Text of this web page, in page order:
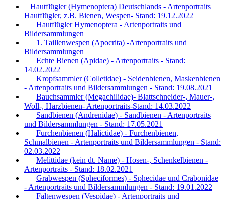
Hautflügler (Hymenoptera) Deutschlands - Artenportraits
Hautflügler, z.B. Bienen, Wespen- Stand: 19.12.2022
Hautflügler Hymenoptera - Artenportraits und
Bildersammlungen
1. Taillenwespen (Apocrita) -Artenportraits und
Bildersammlungen
Echte Bienen (Apidae) - Artenportraits - Stand:
14.02.2022
Kropfsammler (Colletidae) - Seidenbienen, Maskenbienen
- Artenportraits und Bildersammlungen - Stand: 19.08.2021
Bauchsammler (Megachilidae)- Blattschneider-, Mauer-,
Woll-, Harzbienen- Artenportraits-Stand: 14.03.2022
Sandbienen (Andrenidae) - Sandbienen - Artenportraits
und Bildersammlungen - Stand: 17.05.2021
Furchenbienen (Halictidae) - Furchenbienen,
Schmalbienen - Artenportraits und Bildersammlungen - Stand:
02.03.2022
Melittidae (kein dt. Name) - Hosen-, Schenkelbienen -
Artenportraits - Stand: 18.02.2021
Grabwespen (Spheciformes) - Sphecidae und Crabonidae
- Artenportraits und Bildersammlungen - Stand: 19.01.2022
Faltenwespen (Vespidae) - Artenportraits und